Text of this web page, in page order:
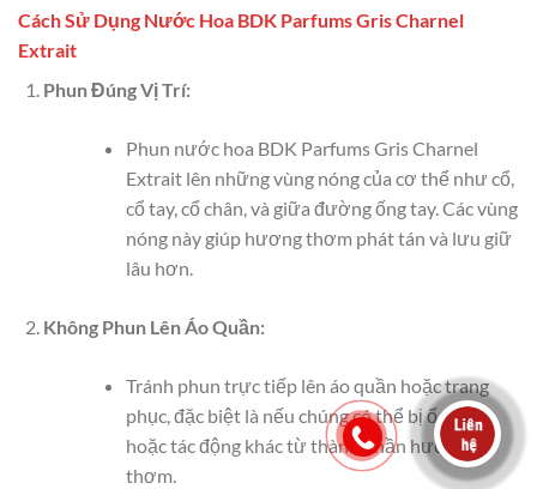
Cách Sử Dụng Nước Hoa BDK Parfums Gris Charnel
Extrait
Phun Đúng Vị Trí:
Phun nước hoa BDK Parfums Gris Charnel
Extrait lên những vùng nóng của cơ thể như cổ,
cổ tay, cổ chân, và giữa đường ống tay. Các vùng
nóng này giúp hương thơm phát tán và lưu giữ
lâu hơn.
Không Phun Lên Áo Quần:
Tránh phun trực tiếp lên áo quần hoặc trang
phục, đặc biệt là nếu chúng có thể bị ố vàng
hoặc tác động khác từ thành phần hương
thơm.